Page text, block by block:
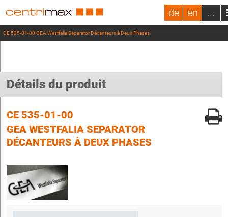
de en ...
CE 535-01-00 GEA Westfalia Separator Décanteurs à Deux Phases
Détails du produit
CE 535-01-00
GEA WESTFALIA SEPARATOR
DÉCANTEURS À DEUX PHASES